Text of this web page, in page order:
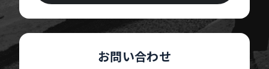
お問い合わせ